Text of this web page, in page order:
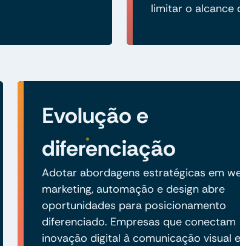
limitar o alcance
Evolução e
diferenciação
Adotar abordagens estratégicas em
marketing, automação e design abre
oportunidades para posicionamento
diferenciado. Empresas que conectam
inovação digital à comunicação visual